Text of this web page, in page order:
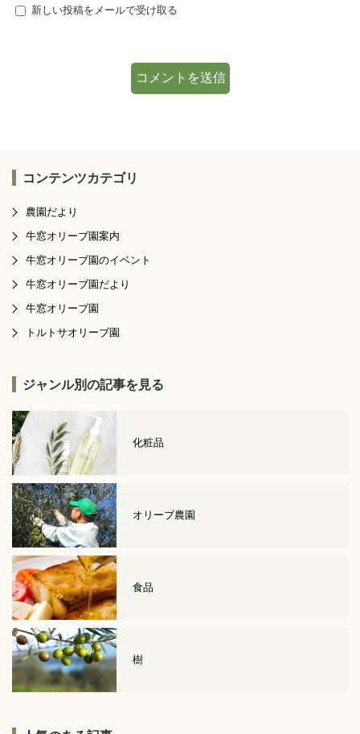
新しい投稿をメールで受け取る
コンテンツカテゴリ
農園だより
牛窓オリーブ園案内
牛窓オリーブ園のイベント
牛窓オリーブ園だより
牛窓オリーブ園
トルトサオリーブ園
ジャンル別の記事を見る
化粧品
オリーブ農園
食品
樹